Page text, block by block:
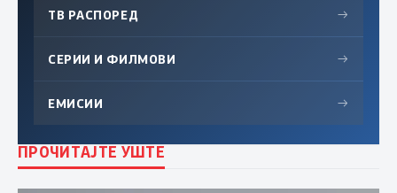
ТВ РАСПОРЕД →
СЕРИИ И ФИЛМОВИ →
ЕМИСИИ →
ПРОЧИТАЈТЕ УШТЕ